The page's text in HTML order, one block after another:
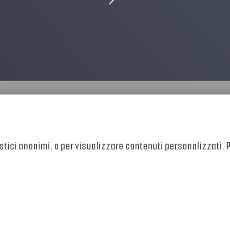
anonimi, o per visualizzare contenuti personalizzati.